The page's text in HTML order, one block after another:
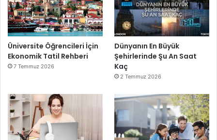
Üniversite Öğrencileri İçin
Ekonomik Tatil Rehberi
7 Temmuz 2026
Dünyanın En Büyük
Şehirlerinde Şu An Saat
Kaç
2 Temmuz 2026